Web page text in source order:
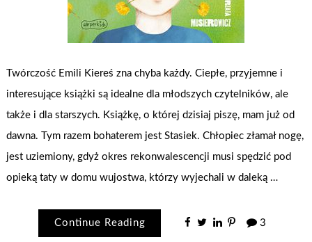
Twórczość Emili Kiereś zna chyba każdy. Ciepłe, przyjemne i
interesujące książki są idealne dla młodszych czytelników, ale
także i dla starszych. Książkę, o której dzisiaj piszę, mam już od
dawna. Tym razem bohaterem jest Stasiek. Chłopiec złamał nogę,
jest uziemiony, gdyż okres rekonwalescencji musi spędzić pod
opieką taty w domu wujostwa, którzy wyjechali w daleką …
Continue Reading 3